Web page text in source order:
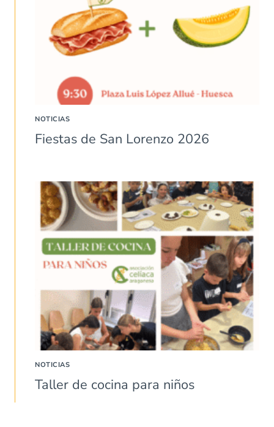
NOTICIAS
Fiestas de San Lorenzo 2026
NOTICIAS
Taller de cocina para niños